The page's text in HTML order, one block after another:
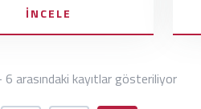
İNCELE
arasındaki kayıtlar gösteriliyor